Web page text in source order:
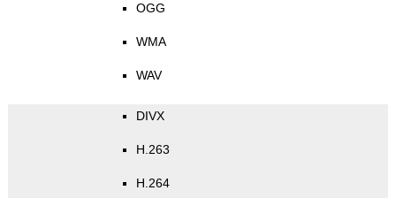
OGG
WMA
WAV
DIVX
H.263
H.264